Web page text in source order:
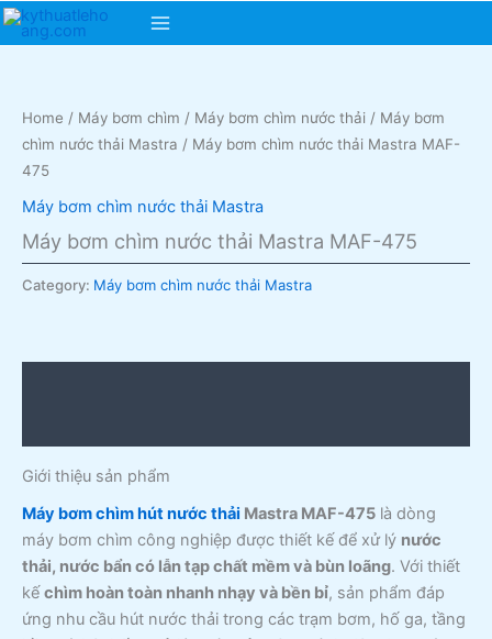
Skip
Main
Home / Máy bơm chìm / Máy bơm chìm nước thải / Máy bơm
chìm nước thải Mastra / Máy bơm chìm nước thải Mastra MAF-
475
Máy bơm chìm nước thải Mastra
Máy bơm chìm nước thải Mastra MAF-475
Category: Máy bơm chìm nước thải Mastra
Giới thiệu sản phẩm
Máy bơm chìm hút nước thải Mastra MAF-475 là dòng
máy bơm chìm công nghiệp được thiết kế để xử lý nước
thải, nước bẩn có lẫn tạp chất mềm và bùn loãng. Với thiết
kếchìm hoàn toàn nhanh nhạy và bền bỉ, sản phẩm đáp
ứng nhu cầu hút nước thải trong các trạm bơm, hố ga, tầng